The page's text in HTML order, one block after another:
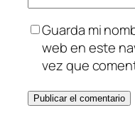
Guarda mi
web en este
vez que